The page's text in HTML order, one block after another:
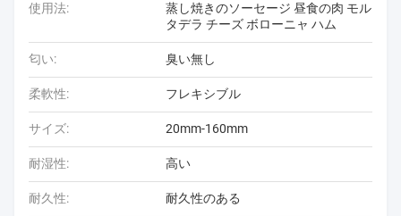
使用法:
蒸し焼きのソーセージ 昼食の肉 モル
タデラ チーズ ボローニャ ハム
匂い: 臭い無し
柔軟性: フレキシブル
サイズ: 20mm-160mm
耐湿性: 高い
耐久性: 耐久性のある